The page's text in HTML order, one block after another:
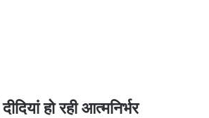
हो रही आत्मनिर्भर